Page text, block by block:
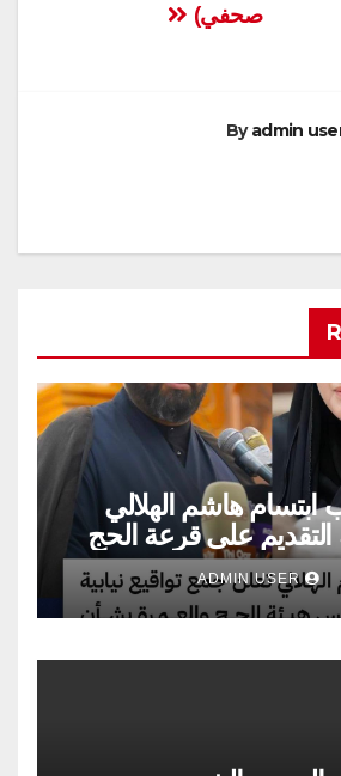
صحفي)
Byadmin
ابتسام هاشم الهلالي
على قرعة الحج
ADMIN USER